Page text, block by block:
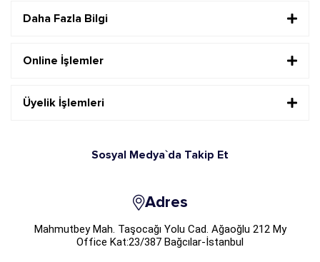
Daha Fazla Bilgi
Online İşlemler
Üyelik İşlemleri
Sosyal Medya`da Takip Et
Adres
Mahmutbey Mah. Taşocağı Yolu Cad. Ağaoğlu 212 My
Office Kat:23/387 Bağcılar-İstanbul